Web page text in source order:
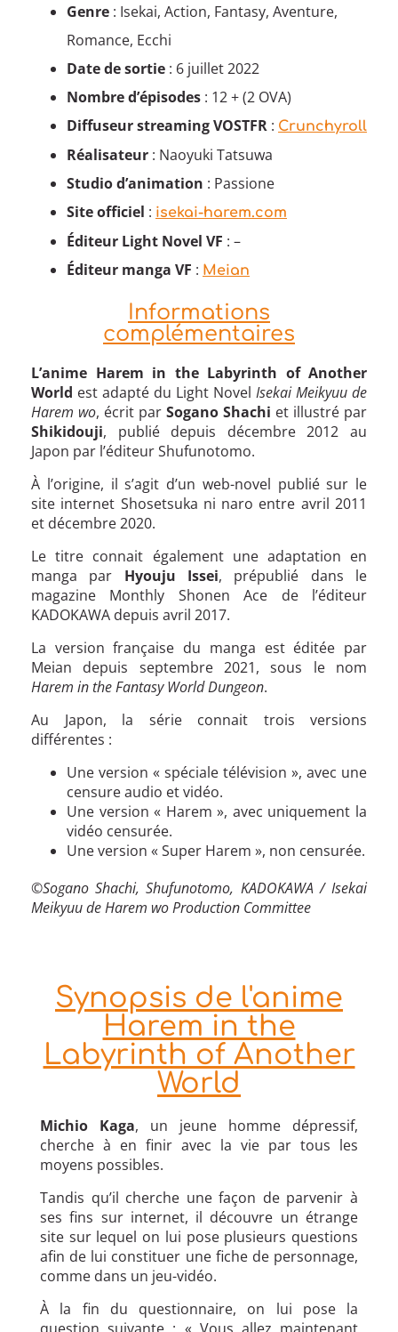
Genre : Isekai, Action, Fantasy, Aventure,
Romance, Ecchi
Date de sortie : 6 juillet 2022
Nombre d’épisodes : 12 + (2 OVA)
Diffuseurstreaming VOSTFR : Crunchyroll
Réalisateur : Naoyuki Tatsuwa
Studio d’animation : Passione
Site officiel : isekai-harem.com
Éditeur Light Novel VF : –
Éditeur manga VF : Meian
Informations
complémentaires
L’anime Harem in the Labyrinth of Another
World est adapté du Light Novel Isekai Meikyuu de
Harem wo, écrit par Sogano Shachi et illustré par
Shikidouji, publié depuis décembre 2012 au
Japon par l’éditeur Shufunotomo.
À l’origine, il s’agit d’un web-novel publié sur le
site internet Shosetsuka ni naro entre avril 2011
et décembre 2020.
Le titre connait également une adaptation en
manga par Hyouju Issei, prépublié dans le
magazine Monthly Shonen Ace de l’éditeur
KADOKAWA depuis avril 2017.
La version française du manga est éditée par
Meian depuis septembre 2021, sous le nom
Harem in the Fantasy World Dungeon.
Au Japon, la série connait trois versions
différentes :
Une version « spéciale télévision », avec une
censure audio et vidéo.
Une version « Harem », avec uniquement la
vidéo censurée.
Une version « Super Harem », non censurée.
©Sogano Shachi, Shufunotomo, KADOKAWA / Isekai
Meikyuu de Harem wo Production Committee
Synopsis de l'anime
Harem in the
Labyrinth of Another
World
Michio Kaga, un jeune homme dépressif,
cherche à en finir avec la vie par tous les
moyens possibles.
Tandis qu’il cherche une façon de parvenir à
ses fins sur internet, il découvre un étrange
site sur lequel on lui pose plusieurs questions
afin de lui constituer une fiche de personnage,
comme dans un jeu-vidéo.
À la fin du questionnaire, on lui pose la